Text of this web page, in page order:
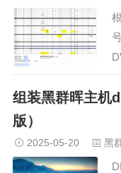
组装黑群晖主机
版）
2025-05-20 黑